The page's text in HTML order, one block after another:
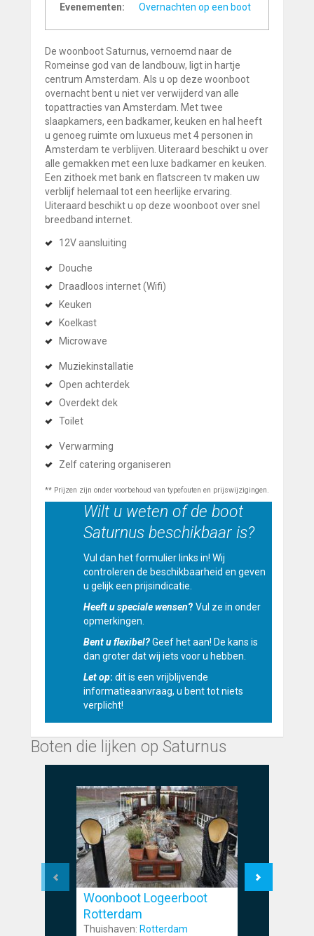
Evenementen:
Overnachten op een boot
De woonboot Saturnus, vernoemd naar de
Romeinse god van de landbouw, ligt in hartje
centrum Amsterdam. Als u op deze woonboot
overnacht bent u niet ver verwijderd van alle
topattracties van Amsterdam. Met twee
slaapkamers, een badkamer, keuken en hal heeft
u genoeg ruimte om luxueus met 4 personen in
Amsterdam te verblijven. Uiteraard beschikt u over
alle gemakken met een luxe badkamer en keuken.
Een zithoek met bank en flatscreen tv maken uw
verblijf helemaal tot een heerlijke ervaring.
Uiteraard beschikt u op deze woonboot over snel
breedband internet.
12V aansluiting
Douche
Draadloos internet (Wifi)
Keuken
Koelkast
Microwave
Muziekinstallatie
Open achterdek
Overdekt dek
Toilet
Verwarming
Zelf catering organiseren
** Prijzen zijn onder voorbehoud van typefouten en prijswijzigingen.
Wilt u weten of de boot
Saturnus beschikbaar is?
Vul dan het formulier links in! Wij
controleren de beschikbaarheid en geven
u gelijk een prijsindicatie.
Heeft u speciale wensen? Vul ze in onder
opmerkingen.
Bent u flexibel?Geef het aan! De kans is
dan groter dat wij iets voor u hebben.
Let op: dit is een vrijblijvende
informatieaanvraag, u bent tot niets
verplicht!
Boten die lijken op Saturnus
Woonboot Logeerboot
Rotterdam
Thuishaven: Rotterdam